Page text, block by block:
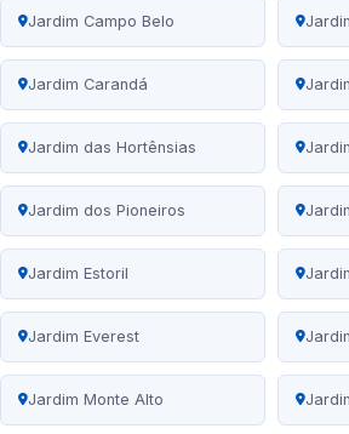
Jardim Campo Belo
Jardim Carandá
Jardim das Hortênsias
Jardim dos Pioneiros
Jardim Estoril
Jardim Everest
Jardim Monte Alto